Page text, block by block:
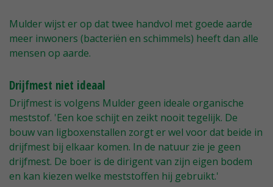
Mulder wijst er op dat twee handvol met goede aarde
meer inwoners (bacteriën en schimmels) heeft dan alle
mensen op aarde.
Drijfmest niet ideaal
Drijfmest is volgens Mulder geen ideale organische
meststof. 'Een koe schijt en zeikt nooit tegelijk. De
bouw van ligboxenstallen zorgt er wel voor dat beide in
drijfmest bij elkaar komen. In de natuur zie je geen
drijfmest. De boer is de dirigent van zijn eigen bodem
en kan kiezen welke meststoffen hij gebruikt.'